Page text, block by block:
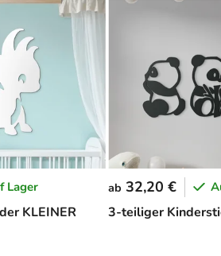
KLEINER
Lager
3-teiliger
ab 32,20 €